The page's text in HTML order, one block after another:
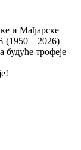
и Мађарске
– 2026)
трофеје